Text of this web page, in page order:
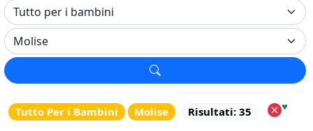
Tutto Per i Bambini Molise Risultati: 35 ♥